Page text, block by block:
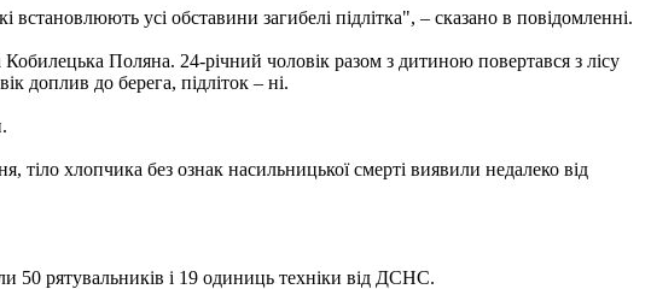
усі обставини загибелі підлітка", – сказано в повідомленні.
Поляна. 24-річний чоловік разом з дитиною повертався з лісу
доплив до берега, підліток – ні.
хлопчика без ознак насильницької смерті виявили недалеко від
50 рятувальників і 19 одиниць техніки від ДСНС.